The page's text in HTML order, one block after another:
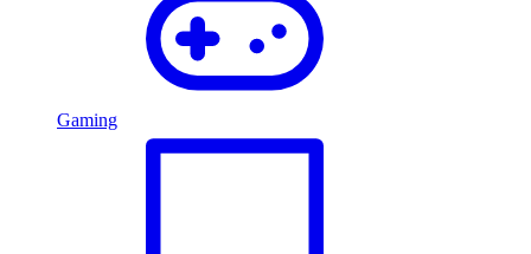
Gaming